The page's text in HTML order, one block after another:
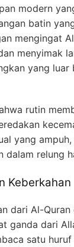
modern
batin
mengingat
menyimak
yang
rutin
yang
dalam relung
Keberkahan
dari Al-
ganda dari
satu